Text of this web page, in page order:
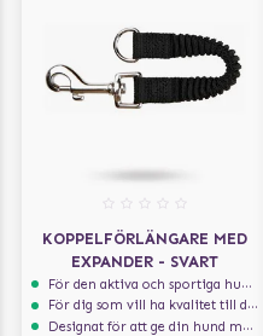
KOPPELFÖRLÄNGARE MED
EXPANDER - SVART
För den aktiva och sportiga hunden
För dig som vill ha kvalitet till din hund!
Designat för att ge din hund maximal komfort